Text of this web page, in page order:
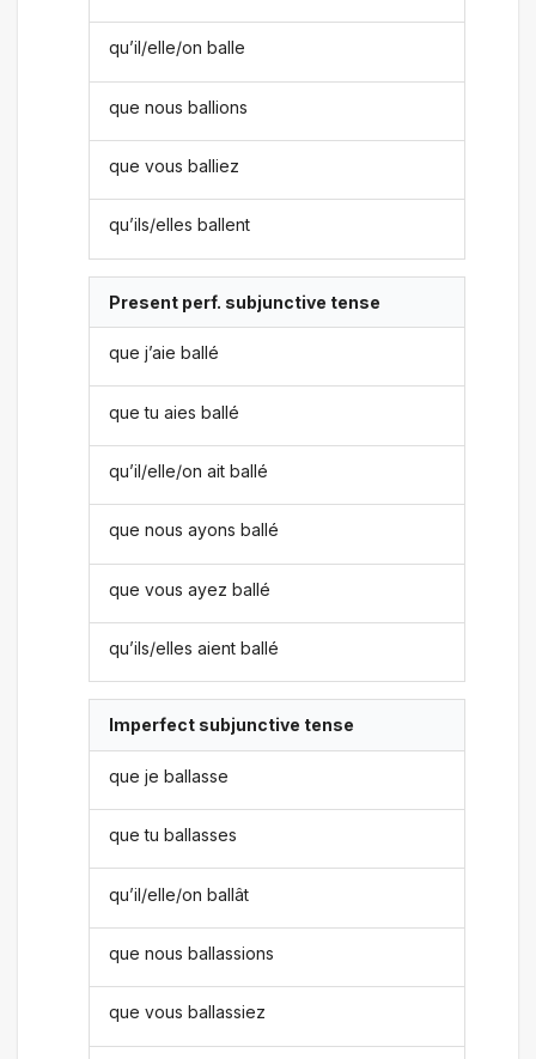
qu’il/elle/on balle
que nous ballions
que vous balliez
qu’ils/elles ballent
Present perf. subjunctive tense
que j’aie ballé
que tu aies ballé
qu’il/elle/on ait ballé
que nous ayons ballé
que vous ayez ballé
qu’ils/elles aient ballé
Imperfect subjunctive tense
que je ballasse
que tu ballasses
qu’il/elle/on ballât
que nous ballassions
que vous ballassiez